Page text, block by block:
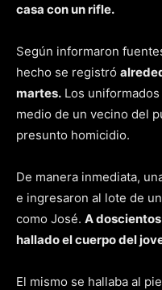
casa con un rifle.
Según informaron
hecho se registró
martes. Los
medio de un vecino del
presunto homicidio.
De manera inmediata,
e ingresaron al lote de
como José. A
hallado el cuerpo del
El mismo se hallaba al